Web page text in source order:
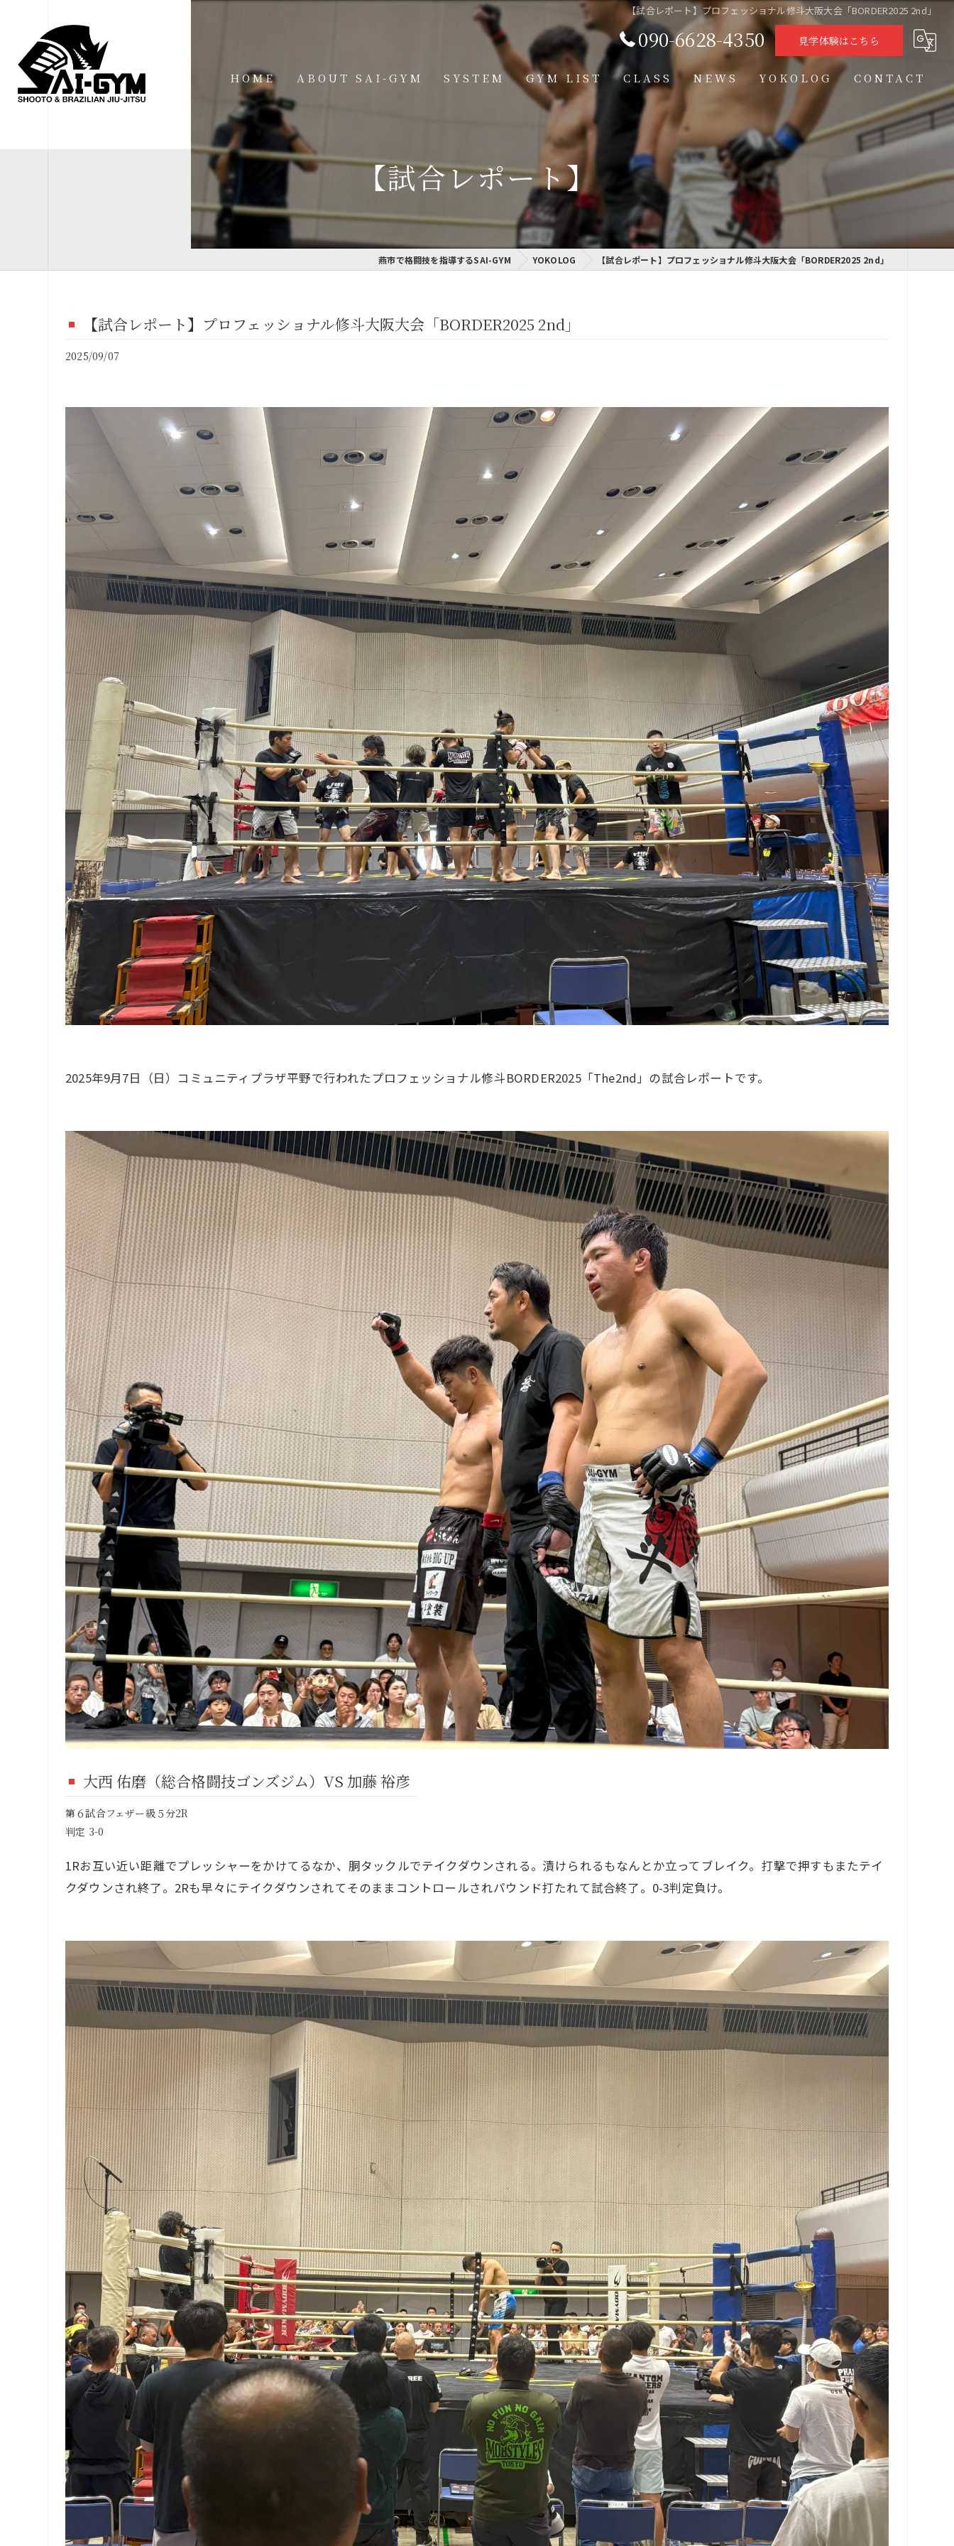
【試合レポート】プロフェッショナル修斗大阪大会「BORDER2025 2nd」
090-6628-4350 見学体験はこちら
HOME ABOUT SAI-GYM
FAQ
MEMBER VOICE
FIGHT SUPPORT
SYSTEM GYM LIST CLASS
タイムテーブル
スケジュール
格闘技クラス
学習クラス
通信制高校学習センター
NEWS YOKOLOG CONTACT
【試合レポート】
燕市で格闘技を指導するSAI-GYM YOKOLOG 【試合レポート】プロフェッショナル修斗大阪大会「BORDER2025 2nd」
【試合レポート】プロフェッショナル修斗大阪大会「BORDER2025 2nd」
2025/09/07
2025年9月7日（日）コミュニティプラザ平野で行われたプロフェッショナル修斗BORDER2025「The2nd」の試合レポートです。
大西 佑磨（総合格闘技ゴンズジム）VS 加藤 裕彦
第６試合フェザー級５分2R
判定 3-0
1Rお互い近い距離でプレッシャーをかけてるなか、胴タックルでテイクダウンされる。漬けられるもなんとか立ってブレイク。打撃で押すもまたテイ
クダウンされ終了。2Rも早々にテイクダウンされてそのままコントロールされパウンド打たれて試合終了。0-3判定負け。